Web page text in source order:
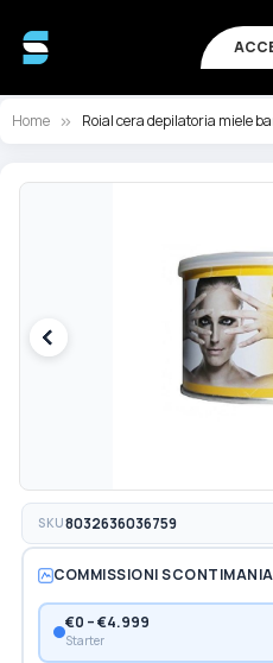
Home Roial cera depilatoria miele
Vai
immagini
SKU8032636036759
COMMISSIONI SCONTIMANIA
€0 – €4.999
Starter